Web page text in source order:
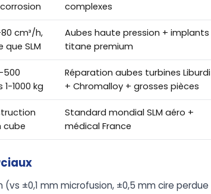
complexes
cm³/h,
que SLM
Aubes haute pression + implants
titane premium
500
1000 kg
Réparation aubes turbines Liburdi
+ Chromalloy + grosses pièces
cube
Standard mondial SLM aéro +
médical France
(vs ±0,1 mm microfusion, ±0,5 mm cire perdue